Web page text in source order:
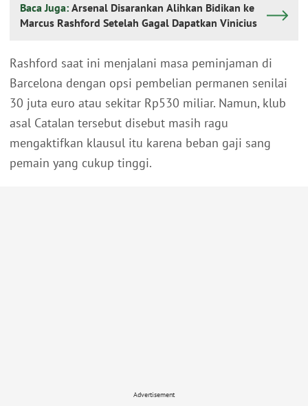
Baca Juga: Arsenal Disarankan Alihkan Bidikan ke
Marcus Rashford Setelah Gagal Dapatkan Vinicius
Rashford saat ini menjalani masa peminjaman di
Barcelona dengan opsi pembelian permanen senilai
30 juta euro atau sekitar Rp530 miliar. Namun, klub
asal Catalan tersebut disebut masih ragu
mengaktifkan klausul itu karena beban gaji sang
pemain yang cukup tinggi.
Advertisement